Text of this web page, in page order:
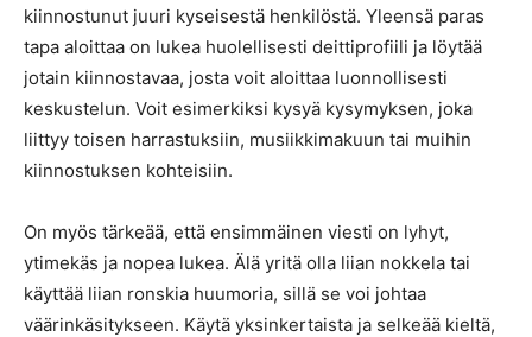
kiinnostunut juuri kyseisestä henkilöstä. Yleensä paras
tapa aloittaa on lukea huolellisesti deittiprofiili ja löytää
jotain kiinnostavaa, josta voit aloittaa luonnollisesti
keskustelun. Voit esimerkiksi kysyä kysymyksen, joka
liittyy toisen harrastuksiin, musiikkimakuun tai muihin
kiinnostuksen kohteisiin.
On myös tärkeää, että ensimmäinen viesti on lyhyt,
ytimekäs ja nopea lukea. Älä yritä olla liian nokkela tai
käyttää liian ronskia huumoria, sillä se voi johtaa
väärinkäsitykseen. Käytä yksinkertaista ja selkeää kieltä,